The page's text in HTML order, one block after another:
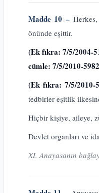
Madde 10 –
önünde eşittir.
(Ek fıkra: 7/5/2004-
cümle: 7/5/2010-
(Ek fıkra: 7/5/
tedbirler eşitlik
Hiçbir kişiye, aileye,
Devlet organları ve
XI. Anayasanın